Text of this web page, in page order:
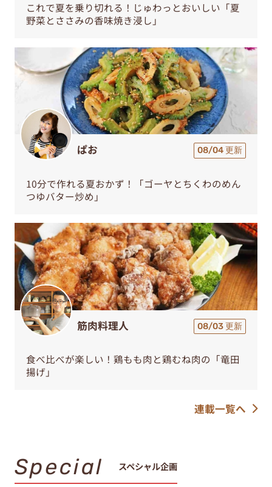
これで夏を乗り切れる！じゅわっとおいしい「夏
野菜とささみの香味焼き浸し」
ぱお 08/04 更新
10分で作れる夏おかず！「ゴーヤとちくわのめん
つゆバター炒め」
筋肉料理人 08/03 更新
食べ比べが楽しい！鶏もも肉と鶏むね肉の「竜田
揚げ」
連載一覧へ
Special スペシャル企画